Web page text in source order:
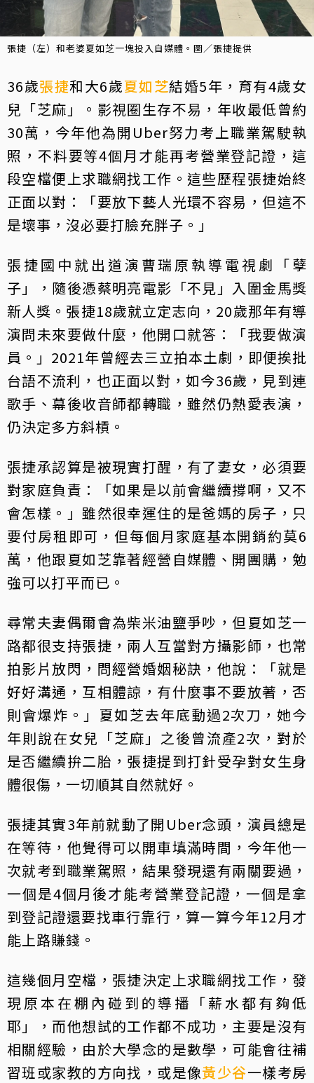
張捷（左）和老婆夏如芝一塊投入自媒體。圖／張捷提供
36歲張捷和大6歲夏如芝結婚5年，育有4歲女
兒「芝麻」。影視圈生存不易，年收最低曾約
30萬，今年他為開Uber努力考上職業駕駛執
照，不料要等4個月才能再考營業登記證，這
段空檔便上求職網找工作。這些歷程張捷始終
正面以對：「要放下藝人光環不容易，但這不
是壞事，沒必要打臉充胖子。」
張捷國中就出道演曹瑞原執導電視劇「孽
子」，隨後憑蔡明亮電影「不見」入圍金馬獎
新人獎。張捷18歲就立定志向，20歲那年有導
演問未來要做什麼，他開口就答：「我要做演
員。」2021年曾經去三立拍本土劇，即便挨批
台語不流利，也正面以對，如今36歲，見到連
歌手、幕後收音師都轉職，雖然仍熱愛表演，
仍決定多方斜槓。
張捷承認算是被現實打醒，有了妻女，必須要
對家庭負責：「如果是以前會繼續撐啊，又不
會怎樣。」雖然很幸運住的是爸媽的房子，只
要付房租即可，但每個月家庭基本開銷約莫6
萬，他跟夏如芝靠著經營自媒體、開團購，勉
強可以打平而已。
尋常夫妻偶爾會為柴米油鹽爭吵，但夏如芝一
路都很支持張捷，兩人互當對方攝影師，也常
拍影片放閃，問經營婚姻秘訣，他說：「就是
好好溝通，互相體諒，有什麼事不要放著，否
則會爆炸。」夏如芝去年底動過2次刀，她今
年則說在女兒「芝麻」之後曾流產2次，對於
是否繼續拚二胎，張捷提到打針受孕對女生身
體很傷，一切順其自然就好。
張捷其實3年前就動了開Uber念頭，演員總是
在等待，他覺得可以開車填滿時間，今年他一
次就考到職業駕照，結果發現還有兩關要過，
一個是4個月後才能考營業登記證，一個是拿
到登記證還要找車行靠行，算一算今年12月才
能上路賺錢。
這幾個月空檔，張捷決定上求職網找工作，發
現原本在棚內碰到的導播「薪水都有夠低
耶」，而他想試的工作都不成功，主要是沒有
相關經驗，由於大學念的是數學，可能會往補
習班或家教的方向找，或是像黃少谷一樣考房